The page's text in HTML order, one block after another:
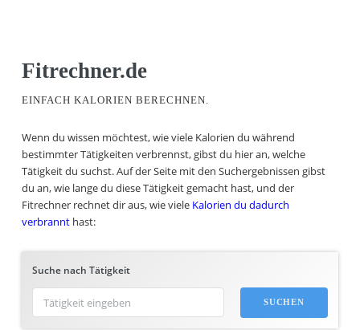
Fitrechner.de
EINFACH KALORIEN BERECHNEN.
Wenn du wissen möchtest, wie viele Kalorien du während
bestimmter Tätigkeiten verbrennst, gibst du hier an, welche
Tätigkeit du suchst. Auf der Seite mit den Suchergebnissen gibst
du an, wie lange du diese Tätigkeit gemacht hast, und der
Fitrechner rechnet dir aus, wie viele Kalorien du dadurch
verbrannthast:
Suche nach Tätigkeit
SUCHEN